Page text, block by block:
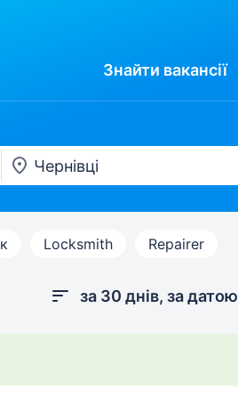
Знайти вакансії
Locksmith Repairer
за 30 днів, за датою